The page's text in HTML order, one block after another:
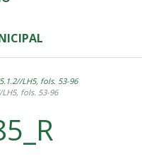
LH5, fols. 53-96
fols. 53-96